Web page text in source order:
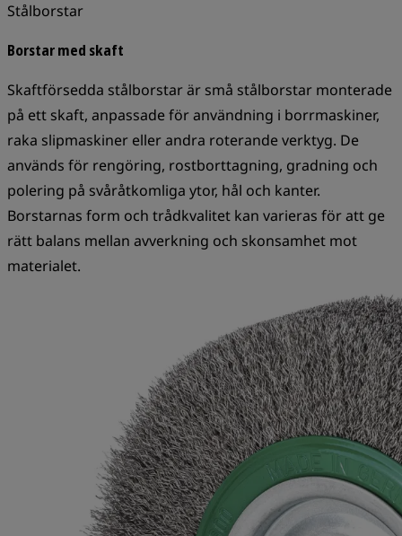
Stålborstar
Borstar med skaft
Skaftförsedda stålborstar är små stålborstar monterade
på ett skaft, anpassade för användning i borrmaskiner,
raka slipmaskiner eller andra roterande verktyg. De
används för rengöring, rostborttagning, gradning och
polering på svåråtkomliga ytor, hål och kanter.
Borstarnas form och trådkvalitet kan varieras för att ge
rätt balans mellan avverkning och skonsamhet mot
materialet.